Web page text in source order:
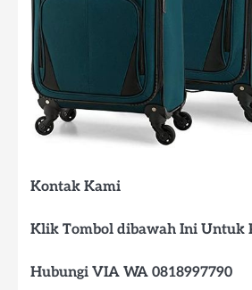
Kontak Kami
Klik Tombol dibawah Ini Untuk
Hubungi VIA WA 0818997790